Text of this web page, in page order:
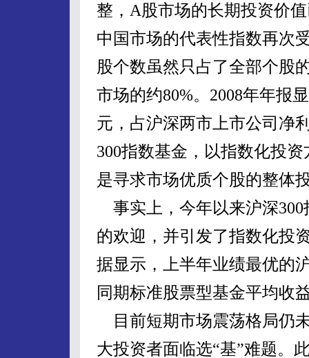
整，A股市场的长期投资价
中国市场的代表性指数再次
股个数虽然只占了全部个股
市场的约80%。2008年年报
元，占沪深两市上市公司净
300指数基金，以指数化投
是寻求市场优质个股的整体
事实上，今年以来沪深300
的欢迎，并引发了指数化投
据显示，上半年业绩最优的
同期标准股票型基金平均收
目前短期市场震荡格局仍
大投资者面临选“基”难题。